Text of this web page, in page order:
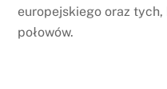
europejskiego oraz
połowów.